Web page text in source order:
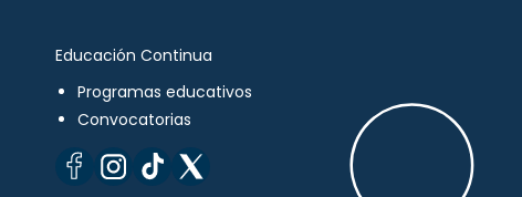
Educación Continua
Programas educativos
Convocatorias